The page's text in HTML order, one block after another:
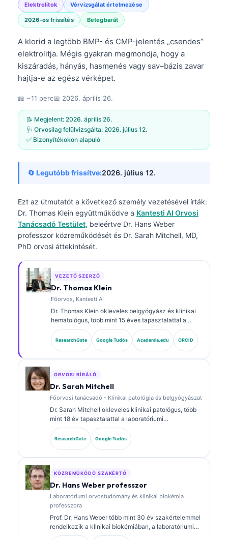
Elektrolitok Vérvizsgálat értelmezése
2026-os frissítés Betegbarát
A klorid a legtöbb BMP- és CMP-jelentés „csendes”
elektrolitja. Mégis gyakran megmondja, hogy a
kiszáradás, hányás, hasmenés vagy sav–bázis zavar
hajtja-e az egész vérképet.
📖 ~11 perc📅 2026. április 26.
📝 Megjelent: 2026. április 26.
🩺 Orvosilag felülvizsgálta: 2026. július 12.
✅ Bizonyítékokon alapuló
🔄 Legutóbb frissítve:2026. július 12.
Ezt az útmutatót a következő személy vezetésével írták:
Dr. Thomas Klein együttműködve a Kantesti AI Orvosi
Tanácsadó Testület, beleértve Dr. Hans Weber
professzor közreműködését és Dr. Sarah Mitchell, MD,
PhD orvosi áttekintését.
VEZETŐ SZERZŐ
Dr. Thomas Klein
Főorvos, Kantesti AI
Dr. Thomas Klein okleveles belgyógyász és klinikai
hematológus, több mint 15 éves tapasztalattal a
laboratóriumi orvoslás és az AI-támogatott klinikai
elemzés területén. A Kantesti AI vezérorvosaként
(Chief Medical Officer) biztosítja a saját fejlesztésű
értelmezésről és laboratóriumi diagnosztikáról
laboratóriumi orvostudományi témákban.
ResearchGate Google Tudós Academia.edu ORCID
ORVOSI BÍRÁLÓ
Dr. Sarah Mitchell
Főorvosi tanácsadó - Klinikai patológia és belgyógyászat
Dr. Sarah Mitchell okleveles klinikai patológus, több
mint 18 év tapasztalattal a laboratóriumi
orvostudomány és a diagnosztikai elemzés területén.
Klinikai kémiai szakterületi képesítésekkel
rendelkezik, és kiterjedten publikált biomarker-
ResearchGate Google Tudós
KÖZREMŰKÖDŐ SZAKÉRTŐ
Dr. Hans Weber professzor
Laboratóriumi orvostudomány és klinikai biokémia
professzora
Prof. Dr. Hans Weber több mint 30 év szakértelemmel
rendelkezik a klinikai biokémiában, a laboratóriumi
orvostudományban és a biomarker-kutatásban. A